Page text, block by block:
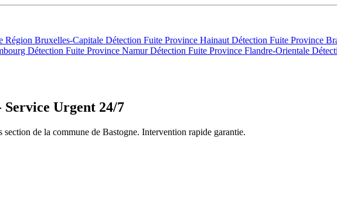
Région Bruxelles-Capitale Détection Fuite Province Hainaut Détection Fuite Province
Détection Fuite Province NamurDétection Fuite Province Flandre-Orientale
Service Urgent 24/7
de la commune de Bastogne. Intervention rapide garantie.